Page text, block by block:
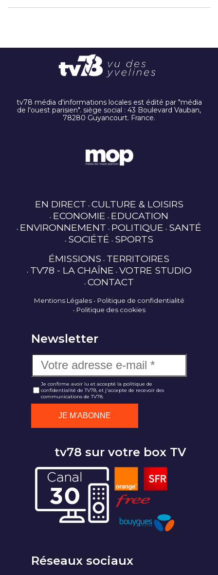
tv78 média d'informations locales est édité par "média
de l'ouest parisien". siège social : 43 Boulevard Vauban,
78280 Guyancourt. France.
EN DIRECT CULTURE & LOISIRS
ECONOMIE EDUCATION
ENVIRONNEMENT POLITIQUE SANTÉ
SOCIÉTÉ SPORTS
ÉMISSIONS TERRITOIRES
TV78 - LA CHAÎNE VOTRE STUDIO
CONTACT
Mentions Légales
Politique de confidentialité
Politique des cookies
Newsletter
Je confirme avoir lu et accepté la politique de
confidentialité de TV78, et j'accepte de recevoir des
communications de TV78.
tv78 sur votre box TV
Réseaux sociaux